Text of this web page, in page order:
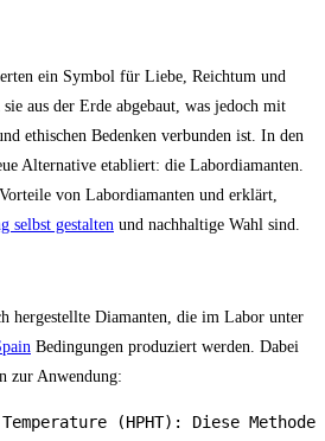
ein Symbol für Liebe, Reichtum und
aus der Erde abgebaut, was jedoch mit
ethischen Bedenken verbunden ist. In den
Alternative etabliert: die Labordiamanten.
von Labordiamanten und erklärt,
selbst gestalten und nachhaltige Wahl sind.
hergestellte Diamanten, die im Labor unter
Bedingungen produziert werden. Dabei
zur Anwendung:
(HPHT): Diese Methode